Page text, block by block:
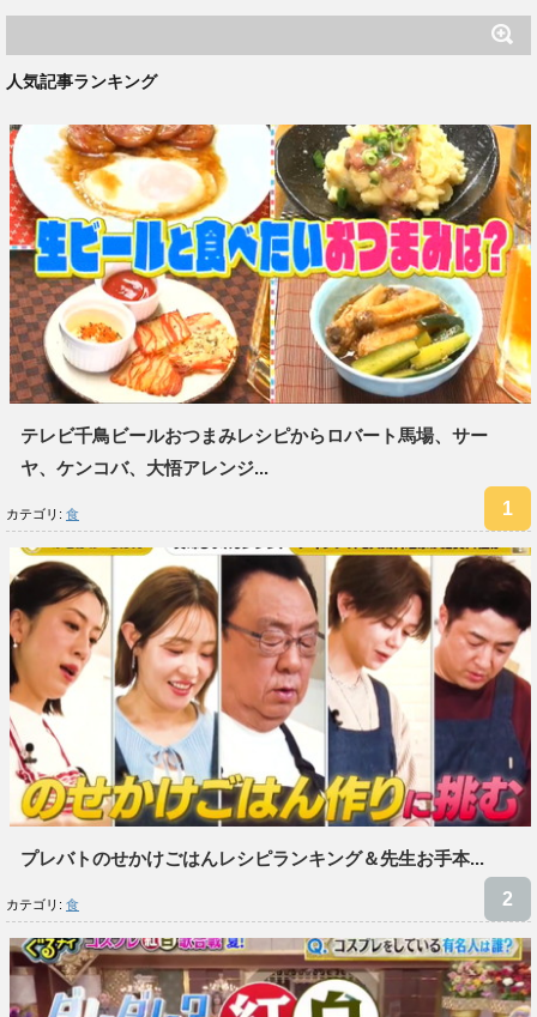
人気記事ランキング
テレビ千鳥ビールおつまみレシピからロバート馬場、サー
ヤ、ケンコバ、大悟アレンジ...
カテゴリ: 食
プレバトのせかけごはんレシピランキング＆先生お手本...
カテゴリ: 食